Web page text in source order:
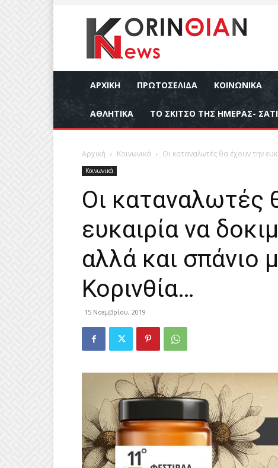
ΑΡΧΙΚΉ ΠΡΩΤΟΣΕΛΙΔΑ ΚΟΙΝΩΝΙΚΆ
ΑΘΛΗΤΙΚΆ ΤΟ ΣΚΙΤΣΟ ΤΗΣ ΗΜΕΡΑΣ-
Αρχική Κοινωνικά Οι καταναλωτές θα έχουν την
Κοινωνικά
Οι καταναλωτές
ευκαιρία να
αλλά και σπάνιο
Κορινθία…
15 Νοεμβρίου, 2019